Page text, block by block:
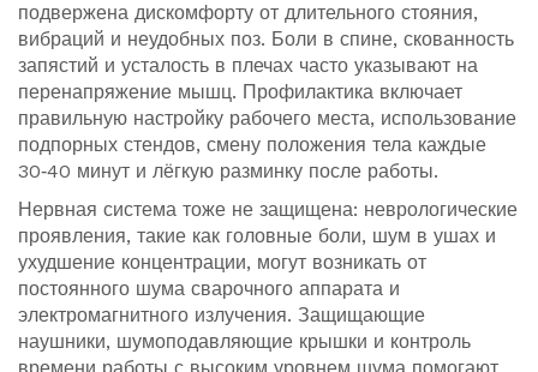
подвержена дискомфорту от длительного стояния,
вибраций и неудобных поз. Боли в спине, скованность
запястий и усталость в плечах часто указывают на
перенапряжение мышц. Профилактика включает
правильную настройку рабочего места, использование
подпорных стендов, смену положения тела каждые
30‑40 минут и лёгкую разминку после работы.
Нервная система тоже не защищена: неврологические
проявления, такие как головные боли, шум в ушах и
ухудшение концентрации, могут возникать от
постоянного шума сварочного аппарата и
электромагнитного излучения. Защищающие
наушники, шумоподавляющие крышки и контроль